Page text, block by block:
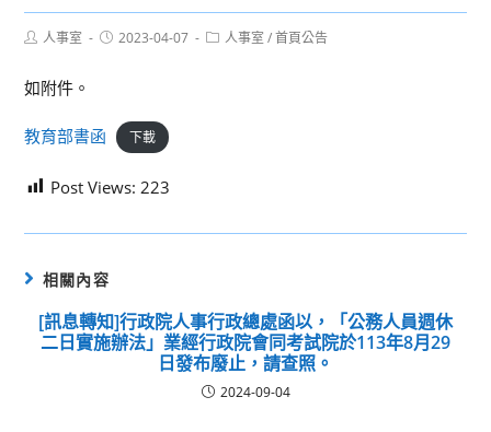
Post人事室
Post2023-04-07
Post人事室 / 首頁公告
如附件。
教育部書函 下載
Post Views: 223
相關內容
[訊息轉知]行政院人事行政總處函以，「公務人員週休
二日實施辦法」業經行政院會同考試院於113年8月29
日發布廢止，請查照。
2024-09-04